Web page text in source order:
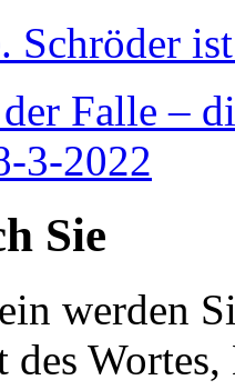
Schröder
Falle –
3-2022
Sie
werden
des